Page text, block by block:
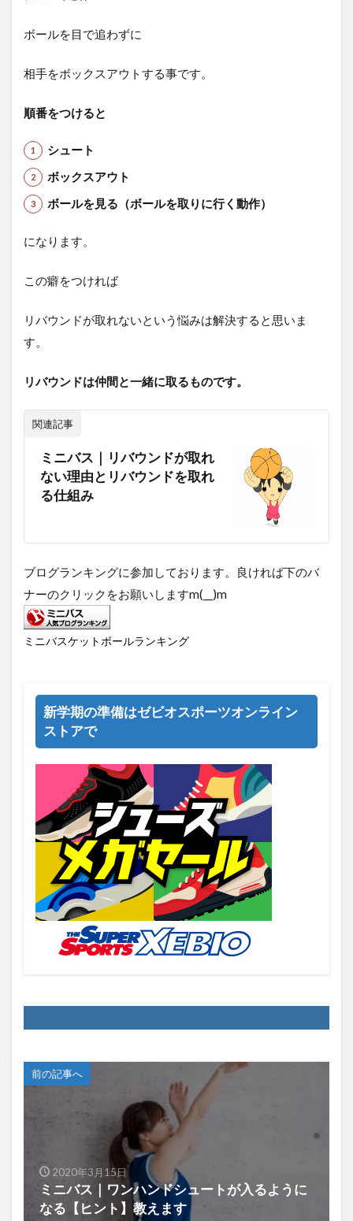
ボールを目で追わずに
相手をボックスアウトする事です。
順番をつけると
シュート
ボックスアウト
ボールを見る（ボールを取りに行く動作）
になります。
この癖をつければ
リバウンドが取れないという悩みは解決すると思いま
す。
リバウンドは仲間と一緒に取るものです。
関連記事
ミニバス｜リバウンドが取れ
ない理由とリバウンドを取れ
る仕組み
ブログランキングに参加しております。良ければ下のバ
ナーのクリックをお願いしますm(__)m
ミニバスケットボールランキング
新学期の準備はゼビオスポーツオンライン
ストアで
前の記事へ
2020年3月15日
ミニバス｜ワンハンドシュートが入るように
なる【ヒント】教えます